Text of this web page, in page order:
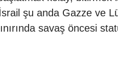
şu anda Gazze ve
savaş öncesi